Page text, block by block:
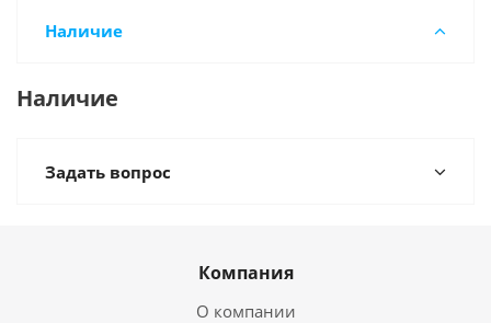
Наличие
Наличие
Задать вопрос
Компания
О компании